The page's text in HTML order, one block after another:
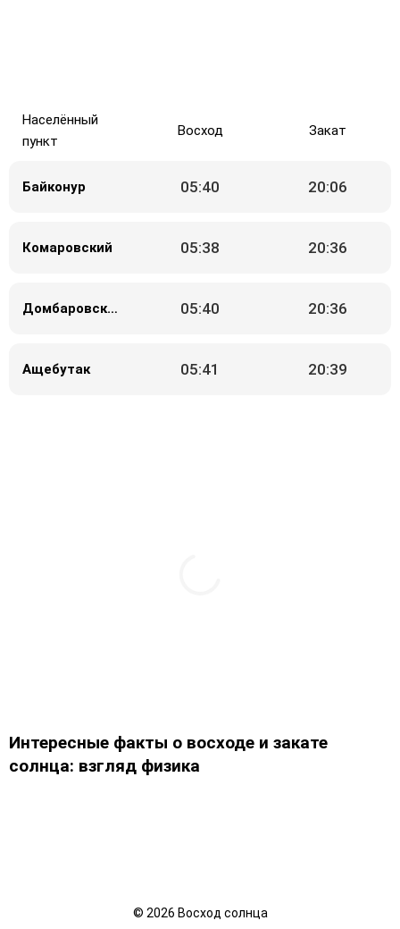
Населённый
пункт
Восход Закат
Байконур 05:40 20:06
Комаровский 05:38 20:36
Домбаровский 05:40 20:36
Ащебутак 05:41 20:39
Интересные факты о восходе и закате
солнца: взгляд физика
© 2026 Восход солнца